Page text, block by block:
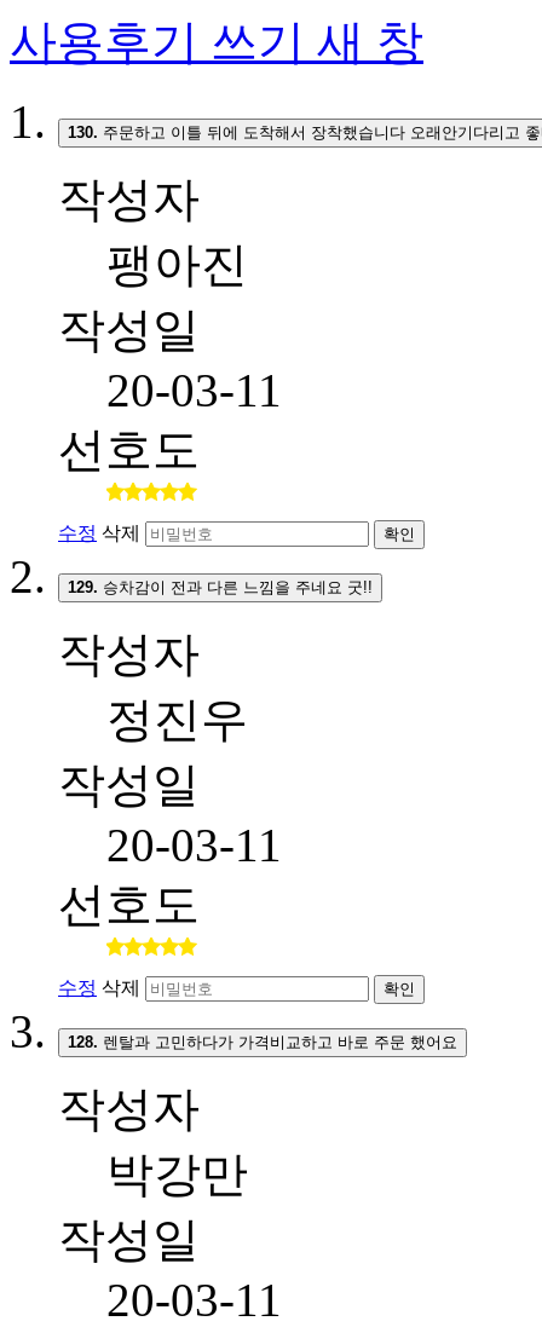
사용후기 쓰기 새 창
130. 주문하고 이틀 뒤에 도착해서 장착했습니다 오래안기다리고
작성자
팽아진
작성일
20-03-11
선호도
수정 삭제 확인
129. 승차감이 전과 다른 느낌을 주네요 굿!!
작성자
정진우
작성일
20-03-11
선호도
수정 삭제 확인
128. 렌탈과 고민하다가 가격비교하고 바로 주문 했어요
작성자
박강만
작성일
20-03-11